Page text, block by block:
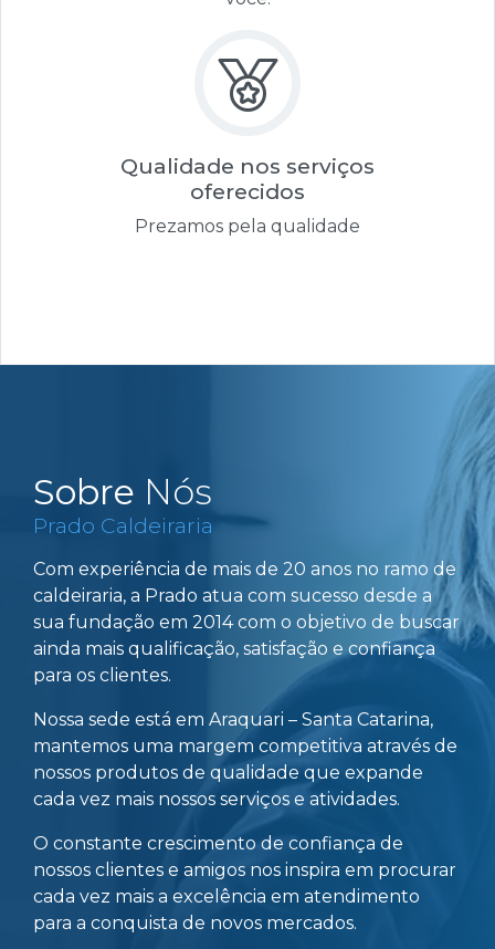
Qualidade nos serviços
oferecidos
Prezamos pela qualidade
Sobre Nós
Prado Caldeiraria
Com experiência de mais de 20 anos no ramo de
caldeiraria, a Prado atua com sucesso desde a
sua fundação em 2014 com o objetivo de buscar
ainda mais qualificação, satisfação e confiança
para os clientes.
Nossa sede está em Araquari – Santa Catarina,
mantemos uma margem competitiva através de
nossos produtos de qualidade que expande
cada vez mais nossos serviços e atividades.
O constante crescimento de confiança de
nossos clientes e amigos nos inspira em procurar
cada vez mais a excelência em atendimento
para a conquista de novos mercados.